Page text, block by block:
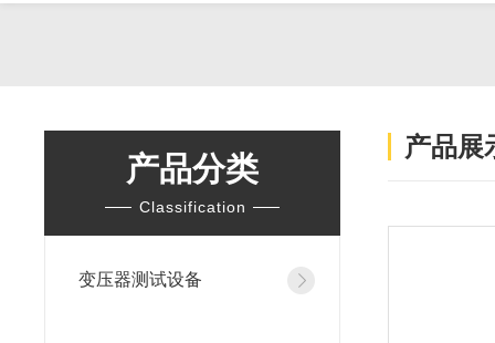
产品分类
Classification
变压器测试设备
产品展